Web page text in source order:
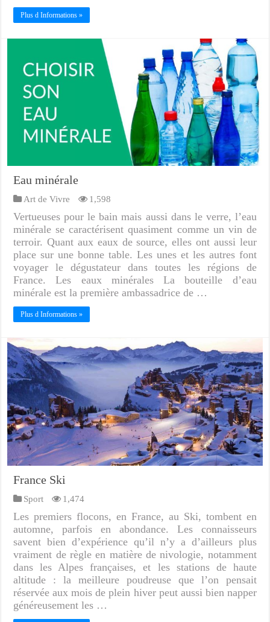
Plus d Informations »
Eau minérale
Art de Vivre 1,598
Vertueuses pour le bain mais aussi dans le verre, l’eau
minérale se caractérisent quasiment comme un vin de
terroir. Quant aux eaux de source, elles ont aussi leur
place sur une bonne table. Les unes et les autres font
voyager le dégustateur dans toutes les régions de
France. Les eaux minérales La bouteille d’eau
minérale est la première ambassadrice de …
Plus d Informations »
France Ski
Sport 1,474
Les premiers flocons, en France, au Ski, tombent en
automne, parfois en abondance. Les connaisseurs
savent bien d’expérience qu’il n’y a d’ailleurs plus
vraiment de règle en matière de nivologie, notamment
dans les Alpes françaises, et les stations de haute
altitude : la meilleure poudreuse que l’on pensait
réservée aux mois de plein hiver peut aussi bien napper
généreusement les …